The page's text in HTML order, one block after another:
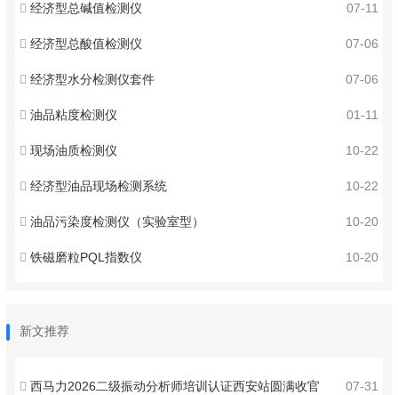
07-11
经济型总碱值检测仪
07-06
经济型总酸值检测仪
07-06
经济型水分检测仪套件
01-11
油品粘度检测仪
10-22
现场油质检测仪
10-22
经济型油品现场检测系统
10-20
油品污染度检测仪（实验室型）
10-20
铁磁磨粒PQL指数仪
新文推荐
07-31
西马力2026二级振动分析师培训认证西安站圆满收官